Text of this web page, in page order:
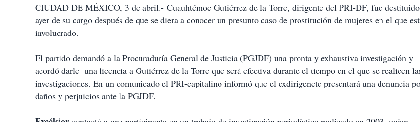
CIUDAD DE MÉXICO, 3 de abril.- Cuauhtémoc Gutiérrez de la Torre, dirigente del PRI-DF, fue destituido
ayer de su cargo después de que se diera a conocer un presunto caso de prostitución de mujeres en el que
involucrado.
El partido demandó a la Procuraduría General de Justicia (PGJDF) una pronta y exhaustiva investigación y
acordó darle una licencia a Gutiérrez de la Torre que será efectiva durante el tiempo en el que se realicen
investigaciones. En un comunicado el PRI-capitalino informó que el exdirigenete presentará una denuncia
daños y perjuicios ante la PGJDF.